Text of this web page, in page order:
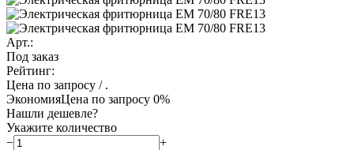
Арт.:
Под заказ
Рейтинг:
Цена по запросу / .
ЭкономияЦена по запросу 0%
Нашли дешевле?
Укажите количество
−
+